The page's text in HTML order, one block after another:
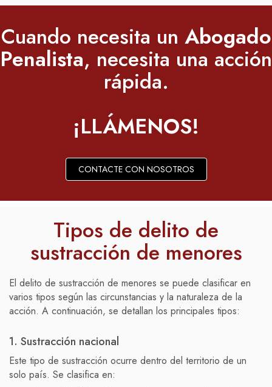
Cuando necesita un Abogado
Penalista, necesita una acción
rápida.
¡LLÁMENOS!
CONTACTE CON NOSOTROS
Tipos de delito de
sustracción de menores
El delito de sustracción de menores se puede clasificar en
varios tipos según las circunstancias y la naturaleza de la
acción. A continuación, se detallan los principales tipos:
1. Sustracción nacional
Este tipo de sustracción ocurre dentro del territorio de un
solo país. Se clasifica en: